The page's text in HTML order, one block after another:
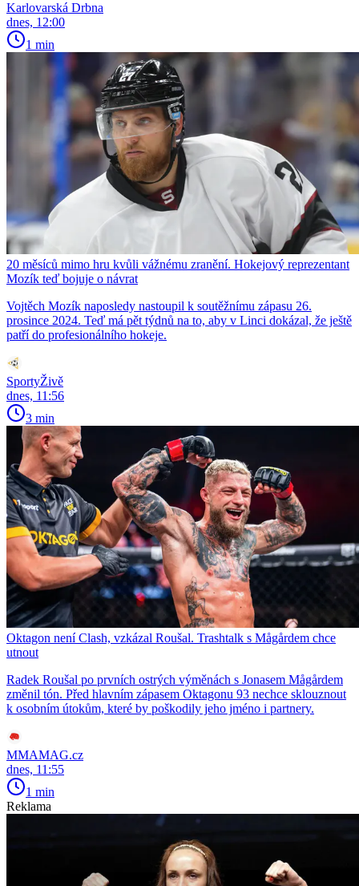
Karlovarská Drbna
dnes, 12:00
1 min
20 měsíců mimo hru kvůli vážnému zranění. Hokejový reprezentant
Mozík teď bojuje o návrat
Vojtěch Mozík naposledy nastoupil k soutěžnímu zápasu 26.
prosince 2024. Teď má pět týdnů na to, aby v Linci dokázal, že ještě
patří do profesionálního hokeje.
SportyŽivě
dnes, 11:56
3 min
Oktagon není Clash, vzkázal Roušal. Trashtalk s Mågårdem chce
utnout
Radek Roušal po prvních ostrých výměnách s Jonasem Mågårdem
změnil tón. Před hlavním zápasem Oktagonu 93 nechce sklouznout
k osobním útokům, které by poškodily jeho jméno i partnery.
MMAMAG.cz
dnes, 11:55
1 min
Reklama